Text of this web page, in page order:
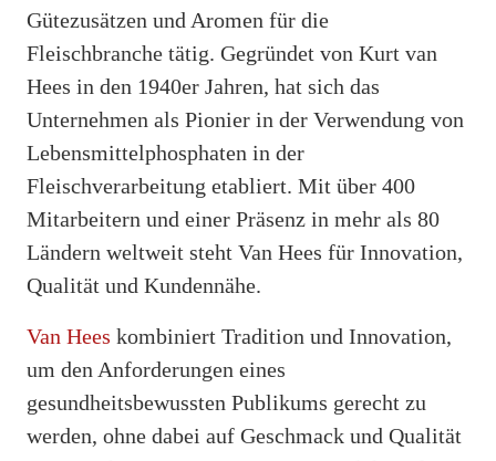
Gütezusätzen und Aromen für die
Fleischbranche tätig. Gegründet von Kurt van
Hees in den 1940er Jahren, hat sich das
Unternehmen als Pionier in der Verwendung von
Lebensmittelphosphaten in der
Fleischverarbeitung etabliert. Mit über 400
Mitarbeitern und einer Präsenz in mehr als 80
Ländern weltweit steht Van Hees für Innovation,
Qualität und Kundennähe.
Van Hees kombiniert Tradition und Innovation,
um den Anforderungen eines
gesundheitsbewussten Publikums gerecht zu
werden, ohne dabei auf Geschmack und Qualität